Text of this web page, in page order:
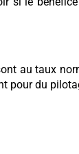
au taux
pour du